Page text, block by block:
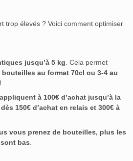
trop élevés ? Voici comment optimiser
jusqu’à 5 kg. Cela permet
bouteilles au format 70cl ou 3-4 au
à 100€ d’achat jusqu’à la
150€ d’achat en relais et 300€ à
vous prenez de bouteilles, plus les
bas.